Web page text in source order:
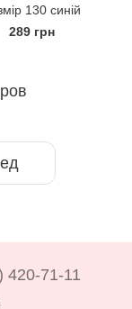
130 синій
289 грн
420-71-11